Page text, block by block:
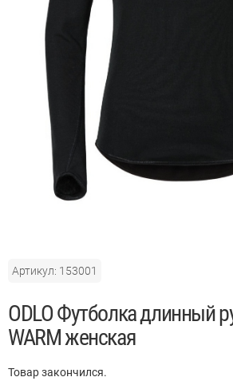
Артикул: 153001
ODLO Футболка длинный
WARM женская
Товар закончился.